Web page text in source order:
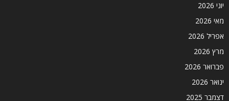
יוני 2026
מאי 2026
אפריל 2026
מרץ 2026
פברואר 2026
ינואר 2026
דצמבר 2025